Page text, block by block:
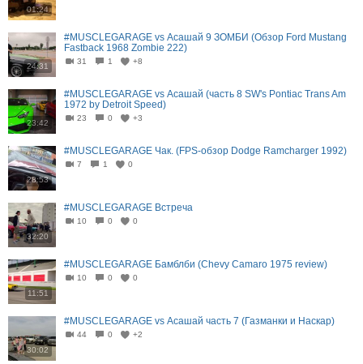
01:24
24:31
#MUSCLEGARAGE vs Асашай 9 ЗОМБИ (Обзор Ford Mustang
Fastback 1968 Zombie 222)
31 1 +8
23:42
#MUSCLEGARAGE vs Асашай (часть 8 SW's Pontiac Trans Am
1972 by Detroit Speed)
23 0 +3
28:53
#MUSCLEGARAGE Чак. (FPS-обзор Dodge Ramcharger 1992)
7 1 0
32:20
#MUSCLEGARAGE Встреча
10 0 0
11:51
#MUSCLEGARAGE Бамблби (Chevy Camaro 1975 review)
10 0 0
30:02
#MUSCLEGARAGE vs Асашай часть 7 (Газманки и Наскар)
44 0 +2